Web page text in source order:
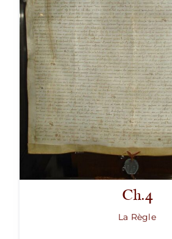
Ch.4
La Règle